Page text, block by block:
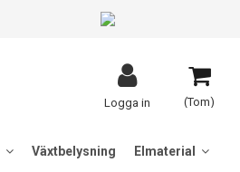
(Tom)
Logga in
Växtbelysning Elmaterial